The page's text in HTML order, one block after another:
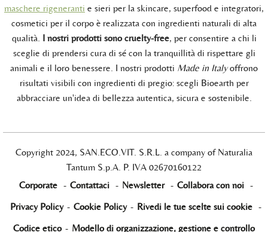
maschere rigeneranti e sieri per la skincare, superfood e integratori,
cosmetici per il corpo è realizzata con ingredienti naturali di alta
qualità. I nostri prodotti sono cruelty-free, per consentire a chi li
sceglie di prendersi cura di sé con la tranquillità di rispettare gli
animali e il loro benessere. I nostri prodotti Made in Italyoffrono
risultati visibili con ingredienti di pregio: scegli Bioearth per
abbracciare un'idea di bellezza autentica, sicura e sostenibile.
Copyright 2024, SAN.ECO.VIT. S.R.L. a company of Naturalia
Tantum S.p.A. P. IVA 02670160122
Corporate - Contattaci - Newsletter - Collabora con noi -
Privacy Policy - Cookie Policy - Rivedi le tue scelte sui cookie -
Codice etico - Modello di organizzazione, gestione e controllo